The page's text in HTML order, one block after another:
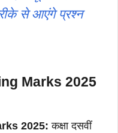
से आएंगे प्रश्न
Marks 2025
2025: कक्षा दसवीं